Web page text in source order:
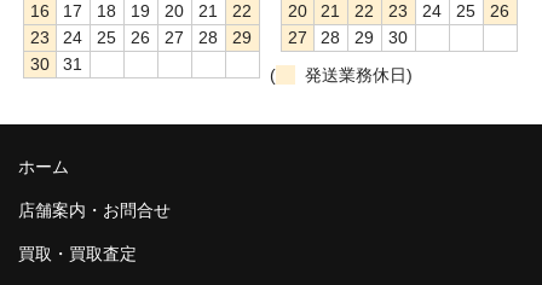
16
17 18 19 20 21
22
23
24 25 26 27 28
29
30
31
20
21 22 23 24 25
26
27
28 29
30
(
発送業務休日)
ホーム
店舗案内・お問合せ
買取・買取査定